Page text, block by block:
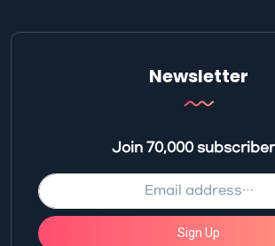
Newsletter
Join 70,000
Sign Up